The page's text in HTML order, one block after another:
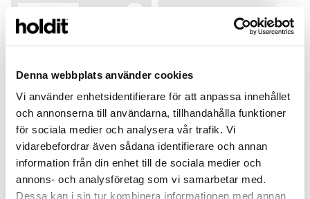
Denna webbplats använder cookies
Vi använder enhetsidentifierare för att anpassa innehållet
och annonserna till användarna, tillhandahålla funktioner
för sociala medier och analysera vår trafik. Vi
vidarebefordrar även sådana identifierare och annan
information från din enhet till de sociala medier och
annons- och analysföretag som vi samarbetar med.
Dessa kan i sin tur kombinera informationen med annan
MagSafe Fit
Card Holder Silicone Case